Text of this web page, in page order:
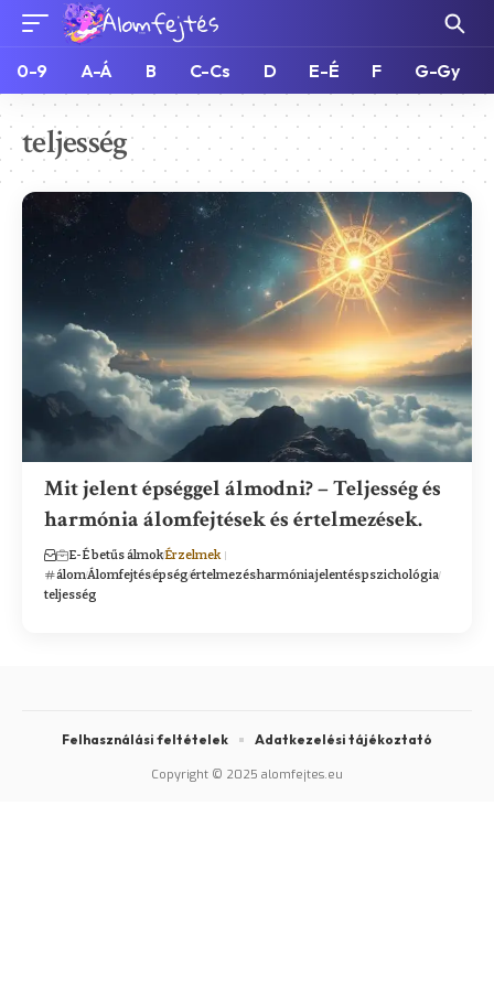
0-9 A-Á B C-Cs D E-É F G-Gy
teljesség
Mit jelent épséggel álmodni? – Teljesség és
harmónia álomfejtések és értelmezések.
E-É betűs álmokÉrzelmek
álomÁlomfejtésépségértelmezésharmóniajelentéspszichológia
teljesség
Copyright © 2025 alomfejtes.eu
Felhasználási feltételek Adatkezelési tájékoztató